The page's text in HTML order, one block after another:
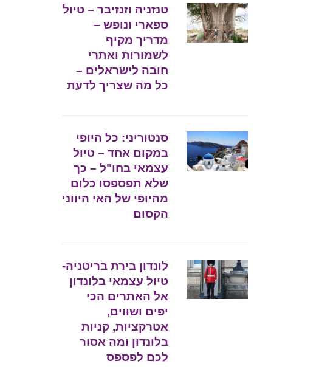
טנזניה וזנזיבר – טיול
ספארי ונופש –
מדריך מקיף
לשמורות ואתרי
חובה לישראלים –
כל מה שצריך לדעת
סנטוריני: כל היופי
במקום אחד – טיול
עצמאי בחו"ל – כך
שלא תפספסו כלום
מהיופי של האי היווני
הקסום
לונדון בירת בריטניה-
טיול עצמאי בלונדון
אל האתרים הכי
יפים ושווים,
אטרקציות, קניות
בלונדון ומה אסור
לכם לפספס